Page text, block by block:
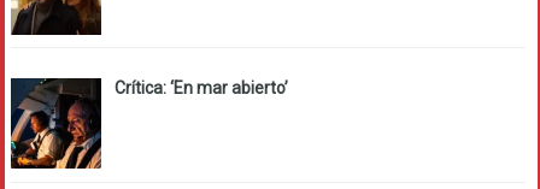
Crítica: ‘En mar abierto’